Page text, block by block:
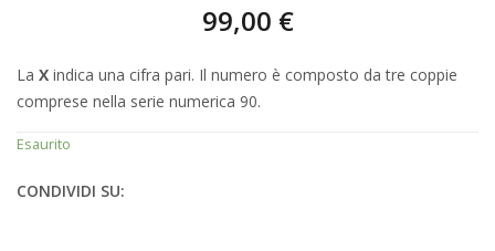
99,00 €
La X indica una cifra pari. Il numero è composto da tre coppie
comprese nella serie numerica 90.
Esaurito
CONDIVIDI SU: